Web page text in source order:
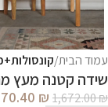
עמוד הבית
שידה קטנה מעץ
1,672.00₪
₪